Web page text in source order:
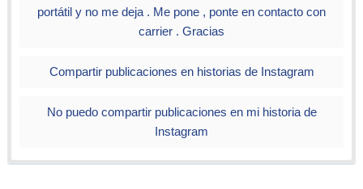
portátil y no me deja . Me pone , ponte en contacto con
carrier . Gracias
Compartir publicaciones en historias de Instagram
No puedo compartir publicaciones en mi historia de
Instagram